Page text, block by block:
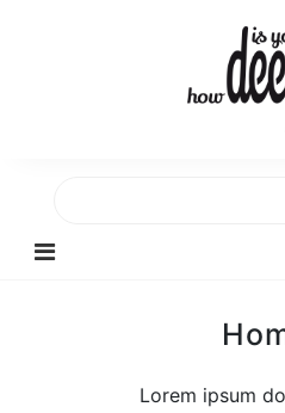
Lorem ipsum